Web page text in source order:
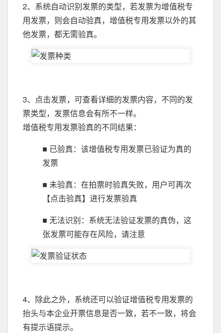
2、系统自动识别发票的类型，若发票为增值税专
用发票，则会自动验真，增值税专用发票以外的其
他发票，都无需验真。
3、点击发票，可查看详细的发票内容，不同的发
票类型，发票信息会有所不一样。
增值税专用发票验真的不同结果：
■ 已验真：该增值税专用发票已验证为真的
发票
■ 未验真：在拍票时验真失败，用户可再次
【点击验真】进行发票验真
■ 无法识别：系统无法验证发票的真伪，这
张发票可能存在风险，请注意
4、除此之外，系统还可以验证增值税专用发票的
抬头与本企业开票信息是否一致，若不一致，将会
有提示语提示。